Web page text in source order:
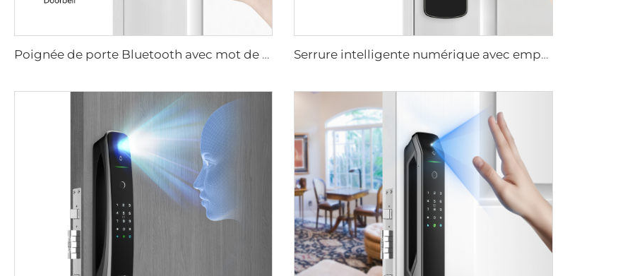
Poignée de porte Bluetooth avec mot de passe numérique Wifi et empreinte digitale Tenon K8 Serrure intelligente numérique avec empreinte digitale, levier, anneau, carte à puce Tenon E3